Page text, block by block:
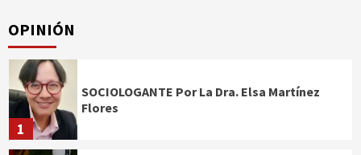
OPINIÓN
1
SOCIOLOGANTE Por La Dra. Elsa Martínez
Flores